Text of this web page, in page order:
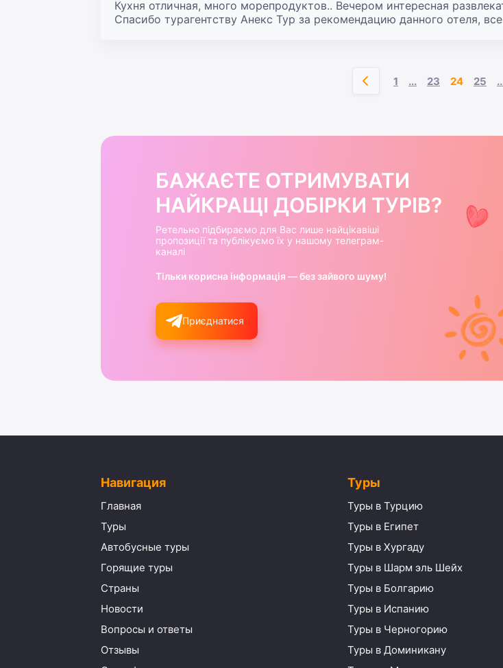
Кухня отличная, много морепродуктов.. Вечером интересная
Спасибо турагентству Анекс Тур за рекомендацию данного отеля,
1 ... 23 24 25
БАЖАЄТЕ ОТРИМУВАТИ
НАЙКРАЩІ ДОБІРКИ ТУРІВ?
Ретельно підбираємо для Вас лише найцікавіші
пропозиції та публікуємо їх у нашому телеграм-
каналі
Тільки корисна інформація — без зайвого шуму!
Приєднатися
Навигация
Главная
Туры
Автобусные туры
Горящие туры
Страны
Новости
Вопросы и ответы
Отзывы
Туры
Туры в Турцию
Туры в Египет
Туры в Хургаду
Туры в Шарм эль Шейх
Туры в Болгарию
Туры в Испанию
Туры в Черногорию
Туры в Доминикану